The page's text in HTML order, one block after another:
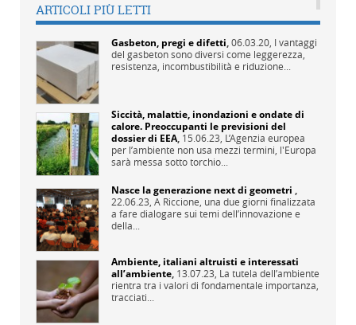
ARTICOLI PIÙ LETTI
Gasbeton, pregi e difetti,06.03.20, I vantaggi
del gasbeton sono diversi come leggerezza,
resistenza, incombustibilità e riduzione...
Siccità, malattie, inondazioni e ondate di
calore. Preoccupanti le previsioni del
dossier di EEA, 15.06.23, L’Agenzia europea
per l’ambiente non usa mezzi termini, l'Europa
sarà messa sotto torchio...
Nasce la generazione next di geometri ,
22.06.23, A Riccione, una due giorni finalizzata
a fare dialogare sui temi dell’innovazione e
della...
Ambiente, italiani altruisti e interessati
all’ambiente, 13.07.23, La tutela dell’ambiente
rientra tra i valori di fondamentale importanza,
tracciati...